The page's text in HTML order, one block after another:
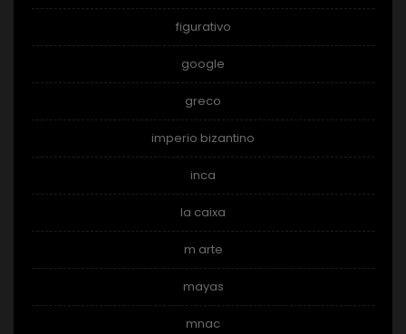
figurativo
google
greco
imperio bizantino
inca
la caixa
m arte
mayas
mnac